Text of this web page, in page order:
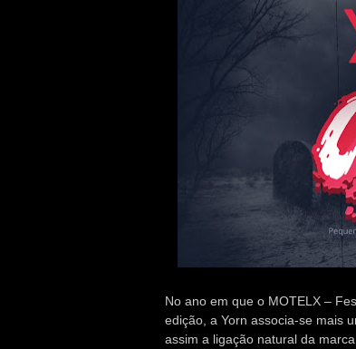
No ano em que o MOTELX –
edição, a Yorn associa-se mais
assim a ligação natural da